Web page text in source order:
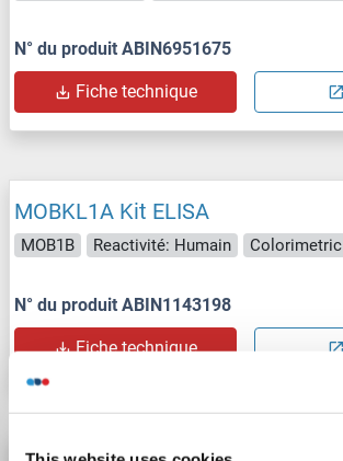
N° du produit ABIN6951675
Fiche technique
MOBKL1A Kit ELISA
MOB1B Reactivité: Humain Colorimetric
N° du produit ABIN1143198
Fiche technique